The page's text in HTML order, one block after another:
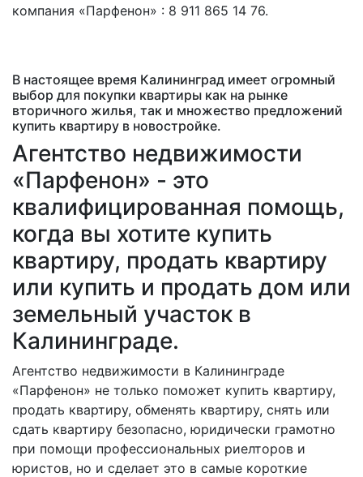
компания «Парфенон» : 8 911 865 14 76.
В настоящее время Калининград имеет огромный
выбор для покупки квартиры как на рынке
вторичного жилья, так и множество предложений
купить квартиру в новостройке.
Агентство недвижимости
«Парфенон» - это
квалифицированная помощь,
когда вы хотите купить
квартиру, продать квартиру
или купить и продать дом или
земельный участок в
Калининграде.
Агентство недвижимости в Калининграде
«Парфенон» не только поможет купить квартиру,
продать квартиру, обменять квартиру, снять или
сдать квартиру безопасно, юридически грамотно
при помощи профессиональных риелторов и
юристов, но и сделает это в самые короткие